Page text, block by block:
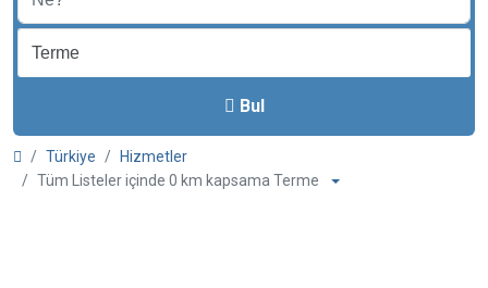
Bul
Türkiye
Hizmetler
Tüm Listeler içinde 0 km kapsama Terme